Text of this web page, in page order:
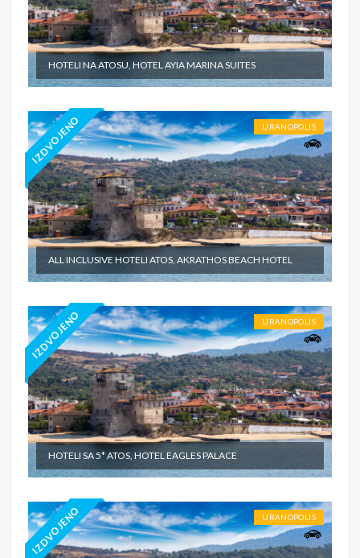
HOTELI NA ATOSU, HOTEL AYIA MARINA SUITES
IZDVOJENO URANOPOLIS
ALL INCLUSIVE HOTELI ATOS, AKRATHOS BEACH HOTEL
IZDVOJENO URANOPOLIS
HOTELI SA 5* ATOS, HOTEL EAGLES PALACE
IZDVOJENO URANOPOLIS